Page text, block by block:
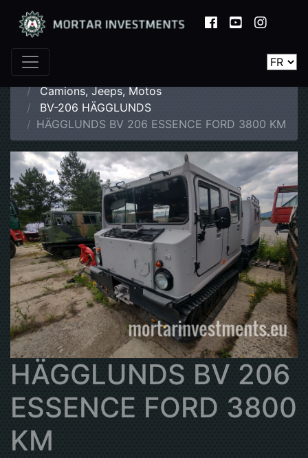
Page d'accueil
Camions, Jeeps, Motos
BV-206 HÄGGLUNDS
HÄGGLUNDS BV 206 ESSENCE FORD 3800 KM
HÄGGLUNDS BV 206
ESSENCE FORD 3800
KM